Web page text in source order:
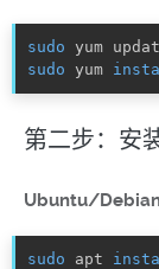
sudo yum
sudo yum
第二步：安
Ubuntu/Debian
sudo apt